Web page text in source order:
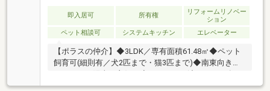
即入居可 所有権
リフォームリノベー
ション
ペット相談可
システムキッチン エレベーター
【ポラスの仲介】◆3LDK／専有面積61.48㎡◆ペット
飼育可(細則有／犬2匹まで・猫3匹まで)◆南東向きバ
月下旬完了予定） （交換／システムキッチン・ユニッ